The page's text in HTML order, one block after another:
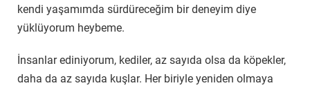
kendi yaşamımda sürdüreceğim bir deneyim diye
yüklüyorum heybeme.
İnsanlar ediniyorum, kediler, az sayıda olsa da köpekler,
daha da az sayıda kuşlar. Her biriyle yeniden olmaya